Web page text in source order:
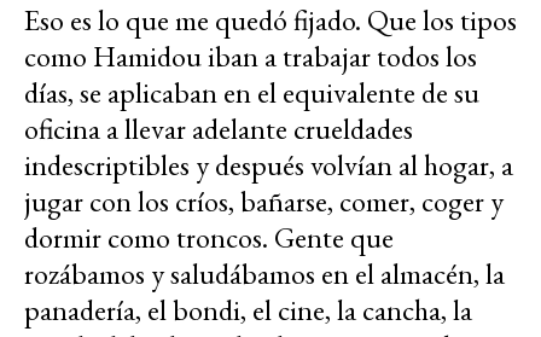
Eso es lo que me quedó fijado. Que los tipos
como Hamidou iban a trabajar todos los
días, se aplicaban en el equivalente de su
oficina a llevar adelante crueldades
indescriptibles y después volvían al hogar, a
jugar con los críos, bañarse, comer, coger y
dormir como troncos. Gente que
rozábamos y saludábamos en el almacén, la
panadería, el bondi, el cine, la cancha, la